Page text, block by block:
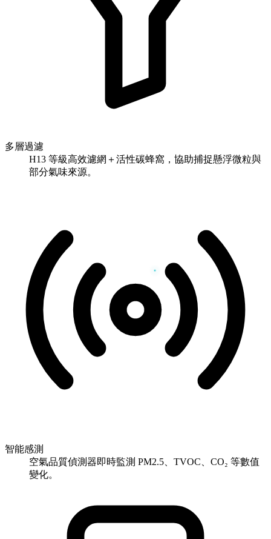
多層過濾
H13 等級高效濾網＋活性碳蜂窩，協助捕捉懸浮微粒與
部分氣味來源。
智能感測
空氣品質偵測器即時監測 PM2.5、TVOC、CO₂ 等數值
變化。